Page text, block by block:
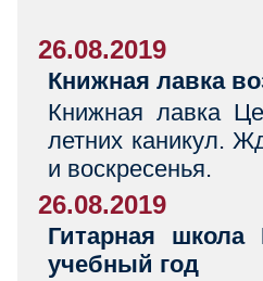
26.08.2019
Книжная лавка
Книжная лавка
летних каникул.
и воскресенья.
26.08.2019
Гитарная
учебный год